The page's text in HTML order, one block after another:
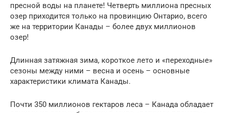
пресной воды на планете! Четверть миллиона пресных
озер приходится только на провинцию Онтарио, всего
же на территории Канады – более двух миллионов
озер!
Длинная затяжная зима, короткое лето и «переходные»
сезоны между ними – весна и осень – основные
характеристики климата Канады.
Почти 350 миллионов гектаров леса – Канада обладает